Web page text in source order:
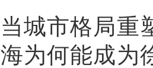
按照国家明确
城乡建设用地
当城市格局重
海为何能成为